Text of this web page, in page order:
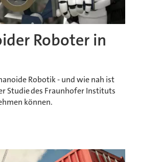
Roboter in
Robotik - und wie nah ist
Studie des Fraunhofer Instituts
können.